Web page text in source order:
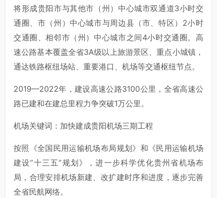
将形成贵阳市与其他市（州）中心城市双通道3小时交
通圈、市（州）中心城市与周边县（市、特区）2小时
交通圈、相邻市（州）中心城市之间4小时交通圈。高
速公路基本覆盖全省3A级以上旅游景区、重点小城镇，
通达铁路枢纽场站、重要港口、机场等交通枢纽节点。
2019—2022年，建设高速公路3100公里，全省高速公
路已建和在建总里程力争突破1万公里。
机场关键词：加快建成贵阳机场三期工程
按照《全国民用运输机场布局规划》和《民用运输机场
建设“十三五”规划》，进一步科学优化贵州省机场布
局，合理安排机场新建、改扩建时序和进度，逐步完善
全省民航网络。